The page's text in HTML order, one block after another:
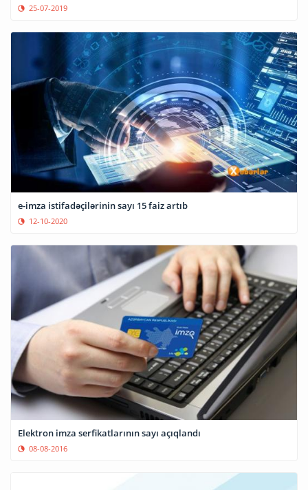
25-07-2019
e-imza istifadəçilərinin sayı 15 faiz artıb
12-10-2020
Elektron imza serfikatlarının sayı açıqlandı
08-08-2016